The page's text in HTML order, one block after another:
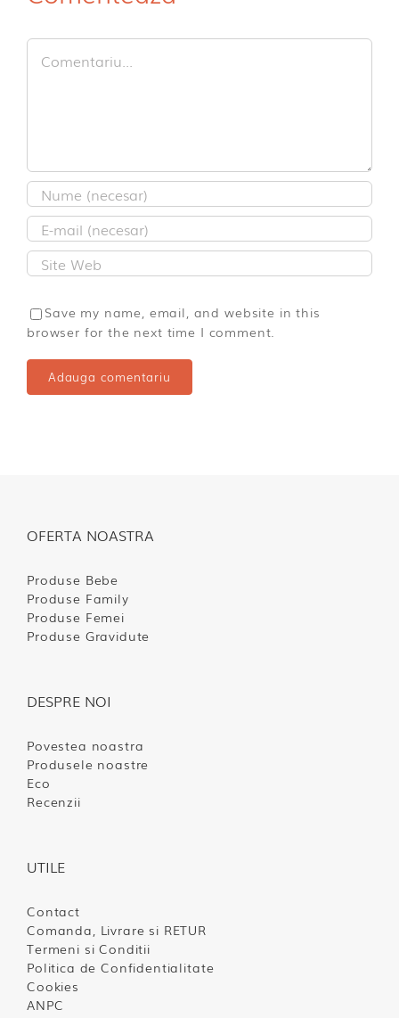
Comment
Save my name, email, and website in this
browser for the next time I comment.
OFERTA NOASTRA
Produse Bebe
Produse Family
Produse Femei
Produse Gravidute
DESPRE NOI
Povestea noastra
Produsele noastre
Eco
Recenzii
UTILE
Contact
Comanda, Livrare si RETUR
Termeni si Conditii
Politica de Confidentialitate
Cookies
ANPC